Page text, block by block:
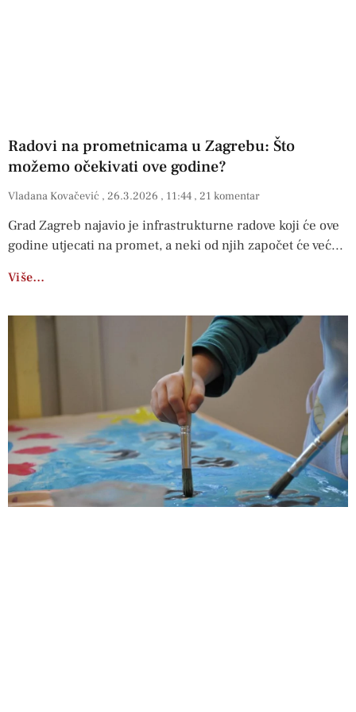
Radovi na prometnicama u Zagrebu: Što
možemo očekivati ove godine?
Vladana Kovačević 26.3.2026 11:44 21 komentar
Grad Zagreb najavio je infrastrukturne radove koji će ove
godine utjecati na promet, a neki od njih započet će već
Više…